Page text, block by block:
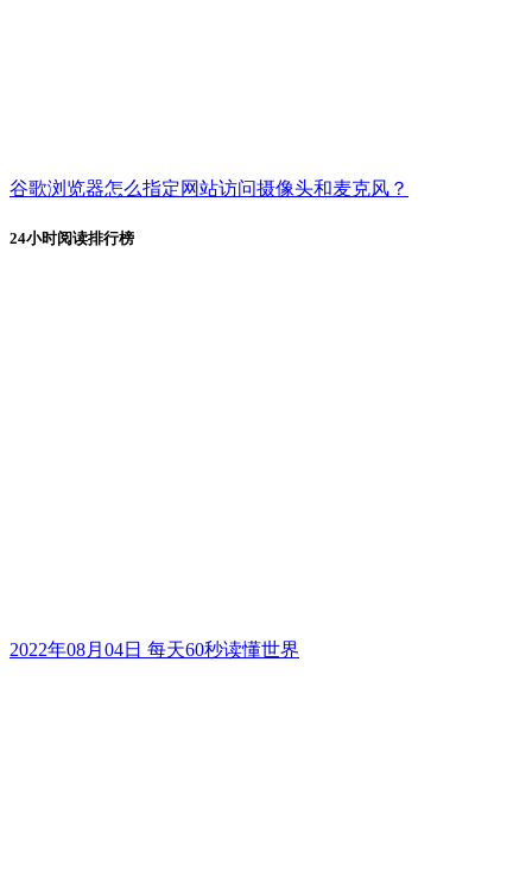
谷歌浏览器怎么指定网站访问摄像头和麦克风？
24小时阅读排行榜
2022年08月04日 每天60秒读懂世界